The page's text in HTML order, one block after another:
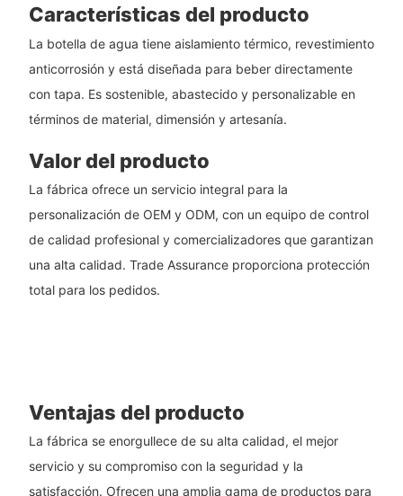
Características del producto
La botella de agua tiene aislamiento térmico, revestimiento
anticorrosión y está diseñada para beber directamente
con tapa. Es sostenible, abastecido y personalizable en
términos de material, dimensión y artesanía.
Valor del producto
La fábrica ofrece un servicio integral para la
personalización de OEM y ODM, con un equipo de control
de calidad profesional y comercializadores que garantizan
una alta calidad. Trade Assurance proporciona protección
total para los pedidos.
Ventajas del producto
La fábrica se enorgullece de su alta calidad, el mejor
servicio y su compromiso con la seguridad y la
satisfacción. Ofrecen una amplia gama de productos para